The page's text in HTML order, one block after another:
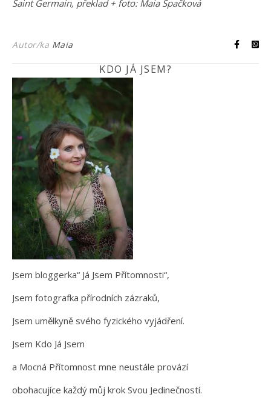
Saint Germain, překlad + foto: Maia Špačková
Autor/ka Maia
KDO JÁ JSEM?
Jsem bloggerka“ Já Jsem Přítomnosti“,
Jsem fotografka přírodních zázraků,
Jsem umělkyně svého fyzického vyjádření.
Jsem Kdo Já Jsem
a Mocná Přítomnost mne neustále provází
obohacujíce každý můj krok Svou Jedinečností.